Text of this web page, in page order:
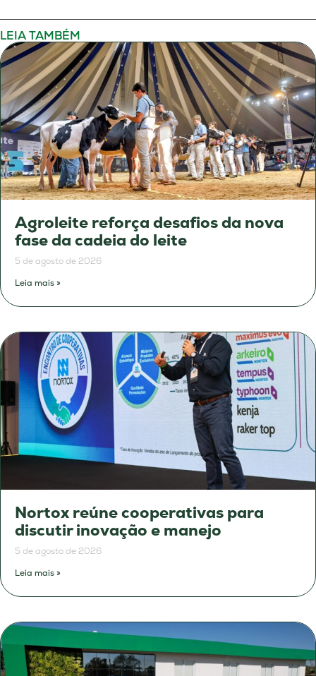
LEIA TAMBÉM
Agroleite reforça desafios da nova
fase da cadeia do leite
5 de agosto de 2026
Leia mais »
Nortox reúne cooperativas para
discutir inovação e manejo
5 de agosto de 2026
Leia mais »